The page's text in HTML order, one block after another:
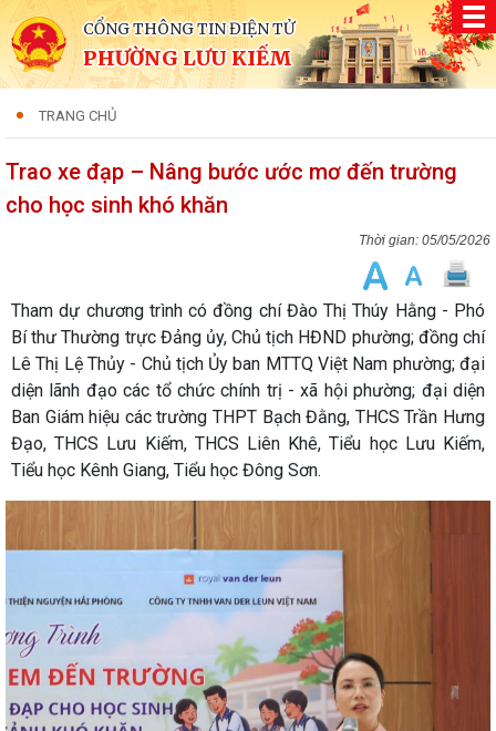
CỔNG THÔNG TIN ĐIỆN TỬ
PHƯỜNG LƯU KIẾM
TRANG CHỦ
Trao xe đạp – Nâng bước ước mơ đến trường
cho học sinh khó khăn
05/05/2026
Tham dự chương trình có đồng chí Đào Thị Thúy Hằng - Phó
Bí thư Thường trực Đảng ủy, Chủ tịch HĐND phường; đồng chí
Lê Thị Lệ Thủy - Chủ tịch Ủy ban MTTQ Việt Nam phường; đại
diện lãnh đạo các tổ chức chính trị - xã hội phường; đại diện
Ban Giám hiệu các trường THPT Bạch Đằng, THCS Trần Hưng
Đạo, THCS Lưu Kiếm, THCS Liên Khê, Tiểu học Lưu Kiếm,
Tiểu học Kênh Giang, Tiểu học Đông Sơn.